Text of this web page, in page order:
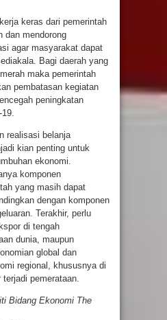
keras dari pemerintah
dan mendorong
agar masyarakat dapat
Bagi daerah yang
maka pemerintah
pembatasan kegiatan
peningkatan
realisasi belanja
kian penting untuk
ekonomi.
komponen
yang masih dapat
dengan komponen
Terakhir, perlu
di tengah
dunia, maupun
global dan
regional, khususnya di
terjadi pemerataan.
Bidang Ekonomi The